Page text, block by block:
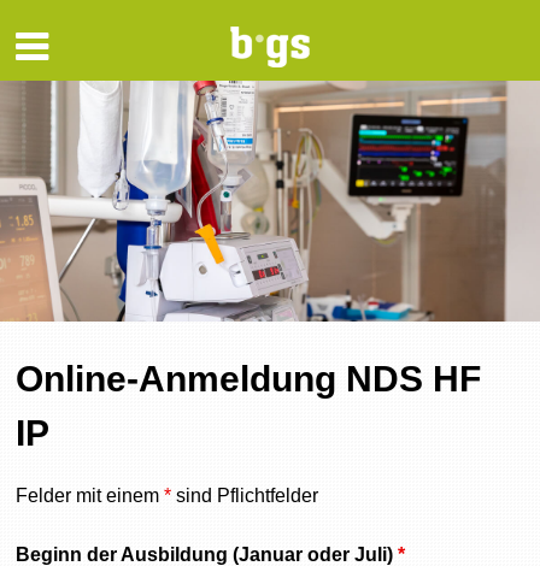
Online-Anmeldung NDS HF
IP
Felder mit einem* sind Pflichtfelder
Beginn der Ausbildung (Januar oder Juli)*